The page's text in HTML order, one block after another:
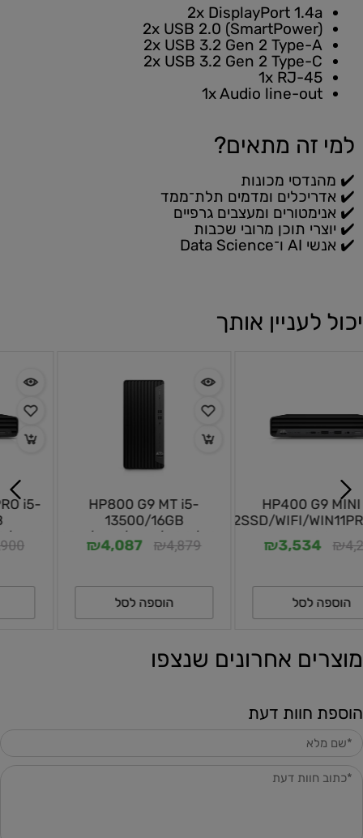
2x DisplayPort 1.4a
2x USB 2.0 (SmartPower)
2x USB 3.2 Gen 2 Type-A
2x USB 3.2 Gen 2 Type-C
1x RJ-45
1x Audio line-out
למי זה מתאים?
✔️ מהנדסי מכונות
✔️ אדריכלים ומדמים תלת־ממד
✔️ אנימטורים ומעצבים גרפיים
✔️ יוצרי תוכן מרובי שכבות
✔️ אנשי AI ו־Data Science
יכול לעניין אותך
HP800 G9 MT i5-
13500/16GB
WIFI/DVD/DOS/PS-
550W/3Y-OS
₪4,879
4,087
הוספה לסל
HP400 G9 MINI i5-
13500T/16GB/512SSD/WIFI/WIN11PRO/3Y-
OS₪4,220
3,534
הוספה לסל
מוצרים אחרונים שנצפו
הוספת חוות דעת